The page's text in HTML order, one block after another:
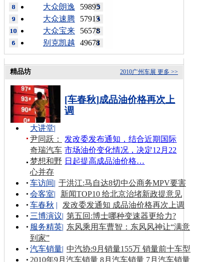
59895
大众朗逸
57915
大众速腾
56578
大众宝来
49678
别克凯越
更多 >>
2010广州车展
精品坊
[车春秋]成品油价格再次上
调
发改委发布通知，结合近期国际
市场油价变化情况，决定12月22
日起提高成品油价格…
大讲堂|
尹同跃：
奇瑞汽车
梦想和野
心并存
车访间| 于洪江:马自达8切中公商务MPV要害
会客室|
新闻TOP10 给北京治堵新政提意见
车春秋 |
发改委发通知 成品油价格再次上调
三博演议| 第五回:博士哪种变速器更给力?
服务精英| 东风乘用车曹智：东风风神让“满意
到家”
汽车销量| 中汽协:9月销量155万 销量前十车型
2010年9月汽车销量 8月汽车销量 7月汽车销量